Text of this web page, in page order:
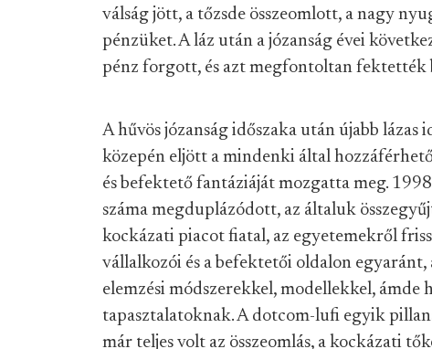
válság jött, a tőzsde összeomlott, a nagy
pénzüket. A láz után a józanság évei
pénz forgott, és azt megfontoltan fektették
A hűvös józanság időszaka után újabb lázas
közepén eljött a mindenki által
és befektető fantáziáját mozgatta meg.
száma megduplázódott, az általuk
kockázati piacot fiatal, az egyetemekről
vállalkozói és a befektetői oldalon
elemzési módszerekkel, modellekkel, ámde
tapasztalatoknak. A dotcom-lufi egyik
már teljes volt az összeomlás, a kockázati